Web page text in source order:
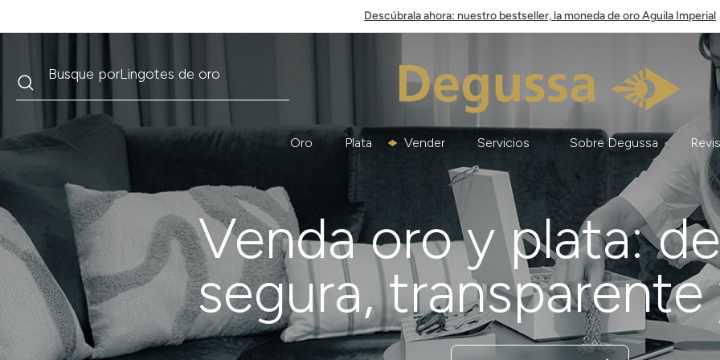
Descúbrala ahora: nuestro bestseller, la moneda de oro Aguila Imperial
BuscarBusque porKrugerrand
Oro Plata Vender Servicios Sobre Degussa
Venda oro y plata:
segura,